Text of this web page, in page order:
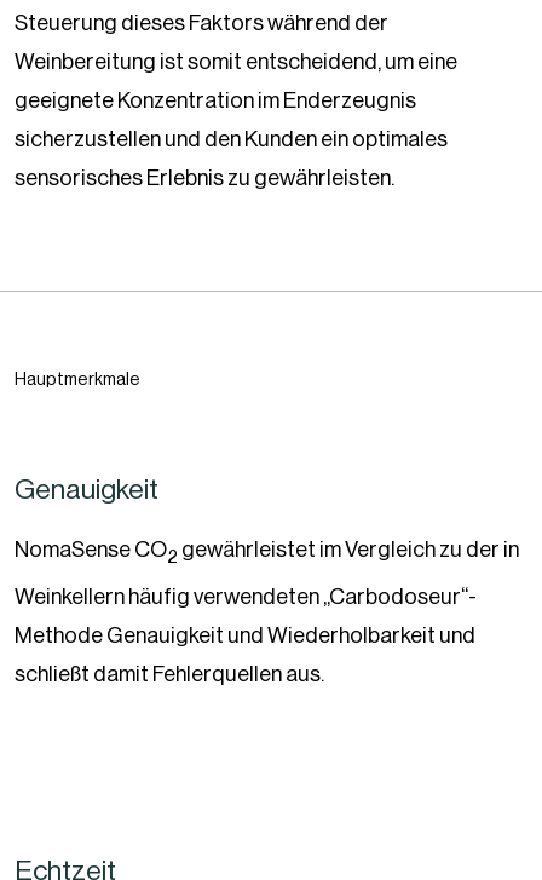
Steuerung dieses Faktors während der
Weinbereitung ist somit entscheidend, um eine
geeignete Konzentration im Enderzeugnis
sicherzustellen und den Kunden ein optimales
sensorisches Erlebnis zu gewährleisten.
Hauptmerkmale
Genauigkeit
NomaSense CO2 gewährleistet im Vergleich zu der in
Weinkellern häufig verwendeten „Carbodoseur“-
Methode Genauigkeit und Wiederholbarkeit und
schließt damit Fehlerquellen aus.
Echtzeit